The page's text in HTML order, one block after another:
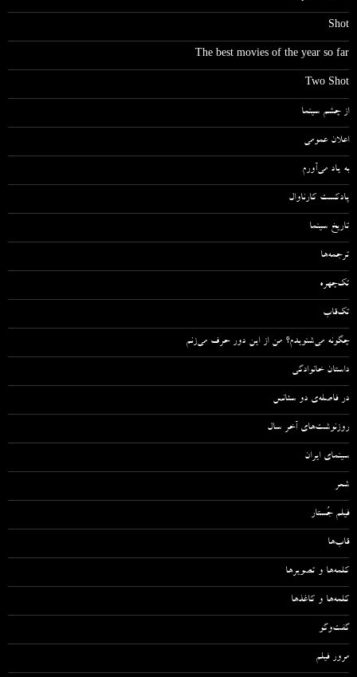
Shot
The best movies of the year so far
Two Shot
از چشم سینما
اعلان عمومی
به یاد می‌آورم
پادکست کارناوال
تاریخ سینما
ترجمه‌ها
تک‌چهره
تک‌قاب
چگونه می‌شنویدم؟ من از این دور حرف می‌زنم
داستان خانوادگی
در فاصله‌ی دو سئانس
روزنوشت‌های آخر سال
سینمای ایران
شعر
فیلم جُستار
قاب‌ها
کلمه‌ها و تصویرها
کلمه‌ها و کاغذها
گفت‌وگو
مرور فیلم